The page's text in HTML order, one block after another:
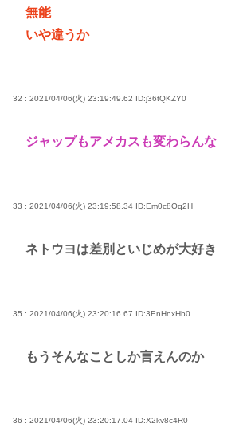
無能
いや違うか
32 : 2021/04/06(火) 23:19:49.62 ID:j36tQKZY0
ジャップもアメカスも変わらんな
33 : 2021/04/06(火) 23:19:58.34 ID:Em0c8Oq2H
ネトウヨは差別といじめが大好き
35 : 2021/04/06(火) 23:20:16.67 ID:3EnHnxHb0
もうそんなことしか言えんのか
36 : 2021/04/06(火) 23:20:17.04 ID:X2kv8c4R0